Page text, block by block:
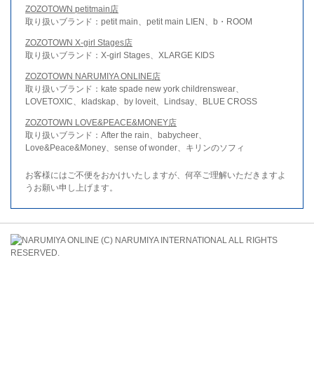
ZOZOTOWN petitmain店
取り扱いブランド：petit main、petit main LIEN、b・ROOM
ZOZOTOWN X-girl Stages店
取り扱いブランド：X-girl Stages、XLARGE KIDS
ZOZOTOWN NARUMIYA ONLINE店
取り扱いブランド：kate spade new york childrenswear、
LOVETOXIC、kladskap、by loveit、Lindsay、BLUE CROSS
ZOZOTOWN LOVE&PEACE&MONEY店
取り扱いブランド：After the rain、babycheer、
Love&Peace&Money、sense of wonder、キリンのソフィ
お客様にはご不便をおかけいたしますが、何卒ご理解いただきますよ
うお願い申し上げます。